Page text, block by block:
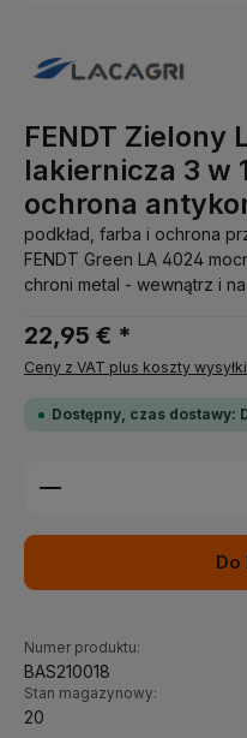
FENDT Zielony
lakiernicza 3 w
ochrona
podkład, farba i ochrona
FENDT Green LA 4024
chroni metal - wewnątrz i
22,95 € *
Ceny z VAT plus koszty wysyłki
Dostępny, czas dostawy:
Ilość produktu:
Do
Numer produktu:
BAS210018
Stan magazynowy:
20